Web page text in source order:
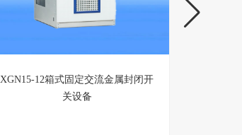
XGN15-12箱式固定交流金属封闭开
关设备